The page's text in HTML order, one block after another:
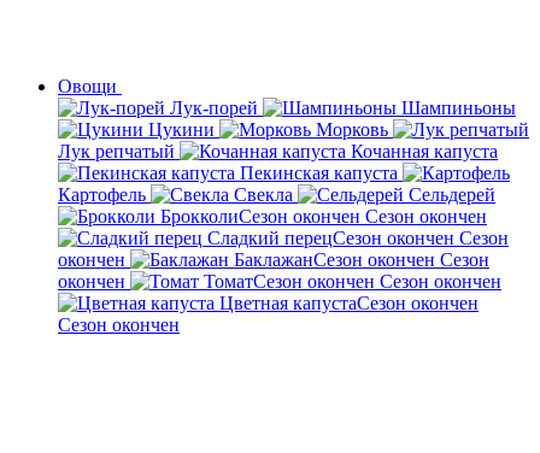
Овощи
Лук-порей
Шампиньоны
Цукини
Морковь
Лук репчатый
Кочанная капуста
Пекинская капуста
Картофель
Свекла
Сельдерей
БрокколиСезон окончен Сезон окончен
Сладкий перецСезон окончен Сезон
окончен
БаклажанСезон окончен Сезон
окончен
ТоматСезон окончен Сезон окончен
Цветная капустаСезон окончен
Сезон окончен